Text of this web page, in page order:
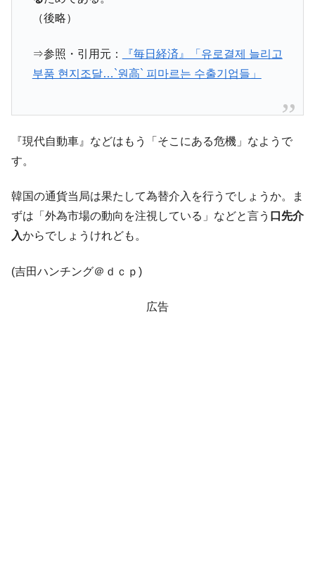
Fact1
発表から2日で大崩壊、鳴かず飛ばずに終わりそう
Fact1
日本人マスターズ挑戦の歴史。松山以前に最高位
だった選手とは？
甲子園通算本塁打、最多の清原に次いで多く打っ
ている意外な選手とは？
Fact1 セレクトセールの高額取引馬が稼いだ金額とは？
（後略）
⇒参照・引用元：
『毎日経済』「유로결제 늘리고
부품 현지조달…`원高` 피마르는 수출기업들」
『現代自動車』などはもう「そこにある危機」なようで
す。
韓国の通貨当局は果たして為替介入を行うでしょうか。ま
ずは「外為市場の動向を注視している」などと言う 口先介
入からでしょうけれども。
(吉田ハンチング＠ｄｃｐ)
広告